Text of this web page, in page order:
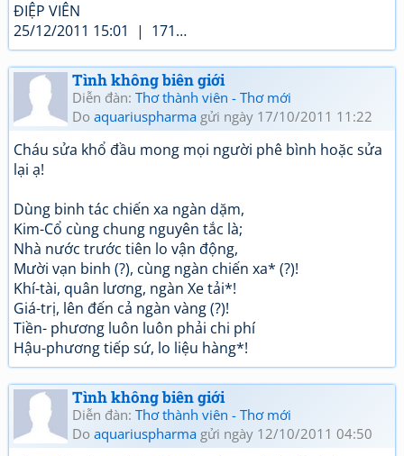
ĐIỆP VIÊN
25/12/2011 15:01 | 171…
Tình không biên giới
Diễn đàn: Thơ thành viên - Thơ mới
Do aquariuspharma gửi ngày 17/10/2011 11:22
Cháu sửa khổ đầu mong mọi người phê bình hoặc sửa
lại ạ!
Dùng binh tác chiến xa ngàn dặm,
Kim-Cổ cùng chung nguyên tắc là;
Nhà nước trước tiên lo vận động,
Mười vạn binh (?), cùng ngàn chiến xa* (?)!
Khí-tài, quân lương, ngàn Xe tải*!
Giá-trị, lên đến cả ngàn vàng (?)!
Tiền- phương luôn luôn phải chi phí
Hậu-phương tiếp sứ, lo liệu hàng*!
Tình không biên giới
Diễn đàn: Thơ thành viên - Thơ mới
Do aquariuspharma gửi ngày 12/10/2011 04:50